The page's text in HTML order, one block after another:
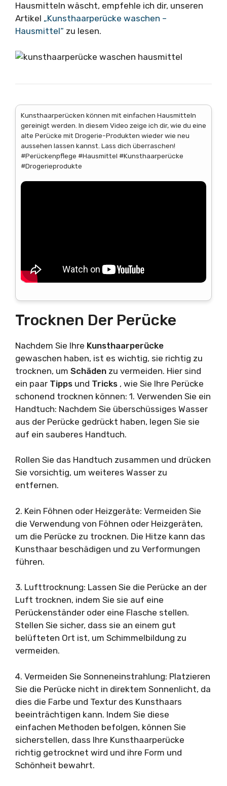
Hausmitteln wäscht, empfehle ich dir, unseren
Artikel „Kunsthaarperücke waschen –
Hausmittel“ zu lesen.
Kunsthaarperücken können mit einfachen Hausmitteln
gereinigt werden. In diesem Video zeige ich dir, wie du eine
alte Perücke mit Drogerie-Produkten wieder wie neu
aussehen lassen kannst. Lass dich überraschen!
#Perückenpflege #Hausmittel #Kunsthaarperücke
#Drogerieprodukte
Trocknen Der Perücke
Nachdem Sie Ihre Kunsthaarperücke
gewaschen haben, ist es wichtig, sie richtig zu
trocknen, um Schäden zu vermeiden. Hier sind
ein paar Tipps und Tricks , wie Sie Ihre Perücke
schonend trocknen können: 1. Verwenden Sie ein
Handtuch: Nachdem Sie überschüssiges Wasser
aus der Perücke gedrückt haben, legen Sie sie
auf ein sauberes Handtuch.
Rollen Sie das Handtuch zusammen und drücken
Sie vorsichtig, um weiteres Wasser zu
entfernen.
2. Kein Föhnen oder Heizgeräte: Vermeiden Sie
die Verwendung von Föhnen oder Heizgeräten,
um die Perücke zu trocknen. Die Hitze kann das
Kunsthaar beschädigen und zu Verformungen
führen.
3. Lufttrocknung: Lassen Sie die Perücke an der
Luft trocknen, indem Sie sie auf eine
Perückenständer oder eine Flasche stellen.
Stellen Sie sicher, dass sie an einem gut
belüfteten Ort ist, um Schimmelbildung zu
vermeiden.
4. Vermeiden Sie Sonneneinstrahlung: Platzieren
Sie die Perücke nicht in direktem Sonnenlicht, da
dies die Farbe und Textur des Kunsthaars
beeinträchtigen kann. Indem Sie diese
einfachen Methoden befolgen, können Sie
sicherstellen, dass Ihre Kunsthaarperücke
richtig getrocknet wird und ihre Form und
Schönheit bewahrt.